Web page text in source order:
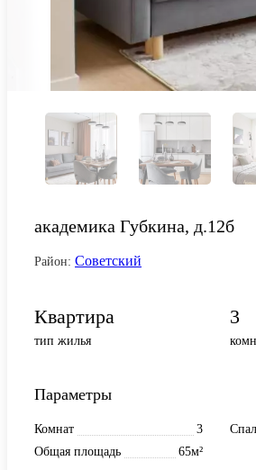
академика Губкина, д.12б
Район: Советский
Квартира
тип жилья
3
Параметры
Комнат 3
Общая площадь
65м²